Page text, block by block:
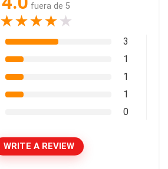
fuera de 5
★★★★★
3
1
1
1
0
WRITE A REVIEW